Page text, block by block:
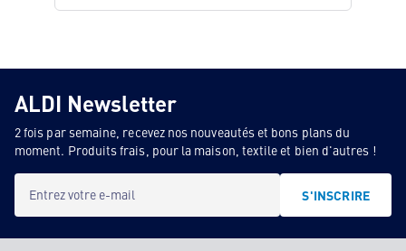
ALDI Newsletter
2 fois par semaine, recevez nos nouveautés et bons plans du
moment. Produits frais, pour la maison, textile et bien d'autres !
Entrez votre e-mail S'INSCRIRE